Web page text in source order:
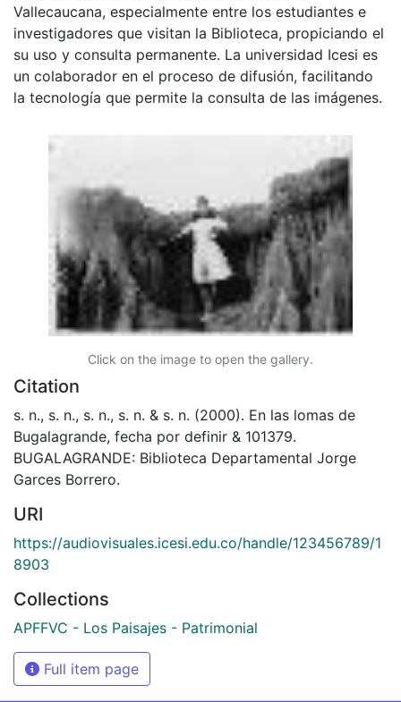
Vallecaucana, especialmente entre los estudiantes e
investigadores que visitan la Biblioteca, propiciando el
su uso y consulta permanente. La universidad Icesi es
un colaborador en el proceso de difusión, facilitando
la tecnología que permite la consulta de las imágenes.
Click on the image to open the gallery.
Citation
s. n., s. n., s. n., s. n. & s. n. (2000). En las lomas de
Bugalagrande, fecha por definir & 101379.
BUGALAGRANDE: Biblioteca Departamental Jorge
Garces Borrero.
URI
https://audiovisuales.icesi.edu.co/handle/123456789/1
8903
Collections
APFFVC - Los Paisajes - Patrimonial
Full item page